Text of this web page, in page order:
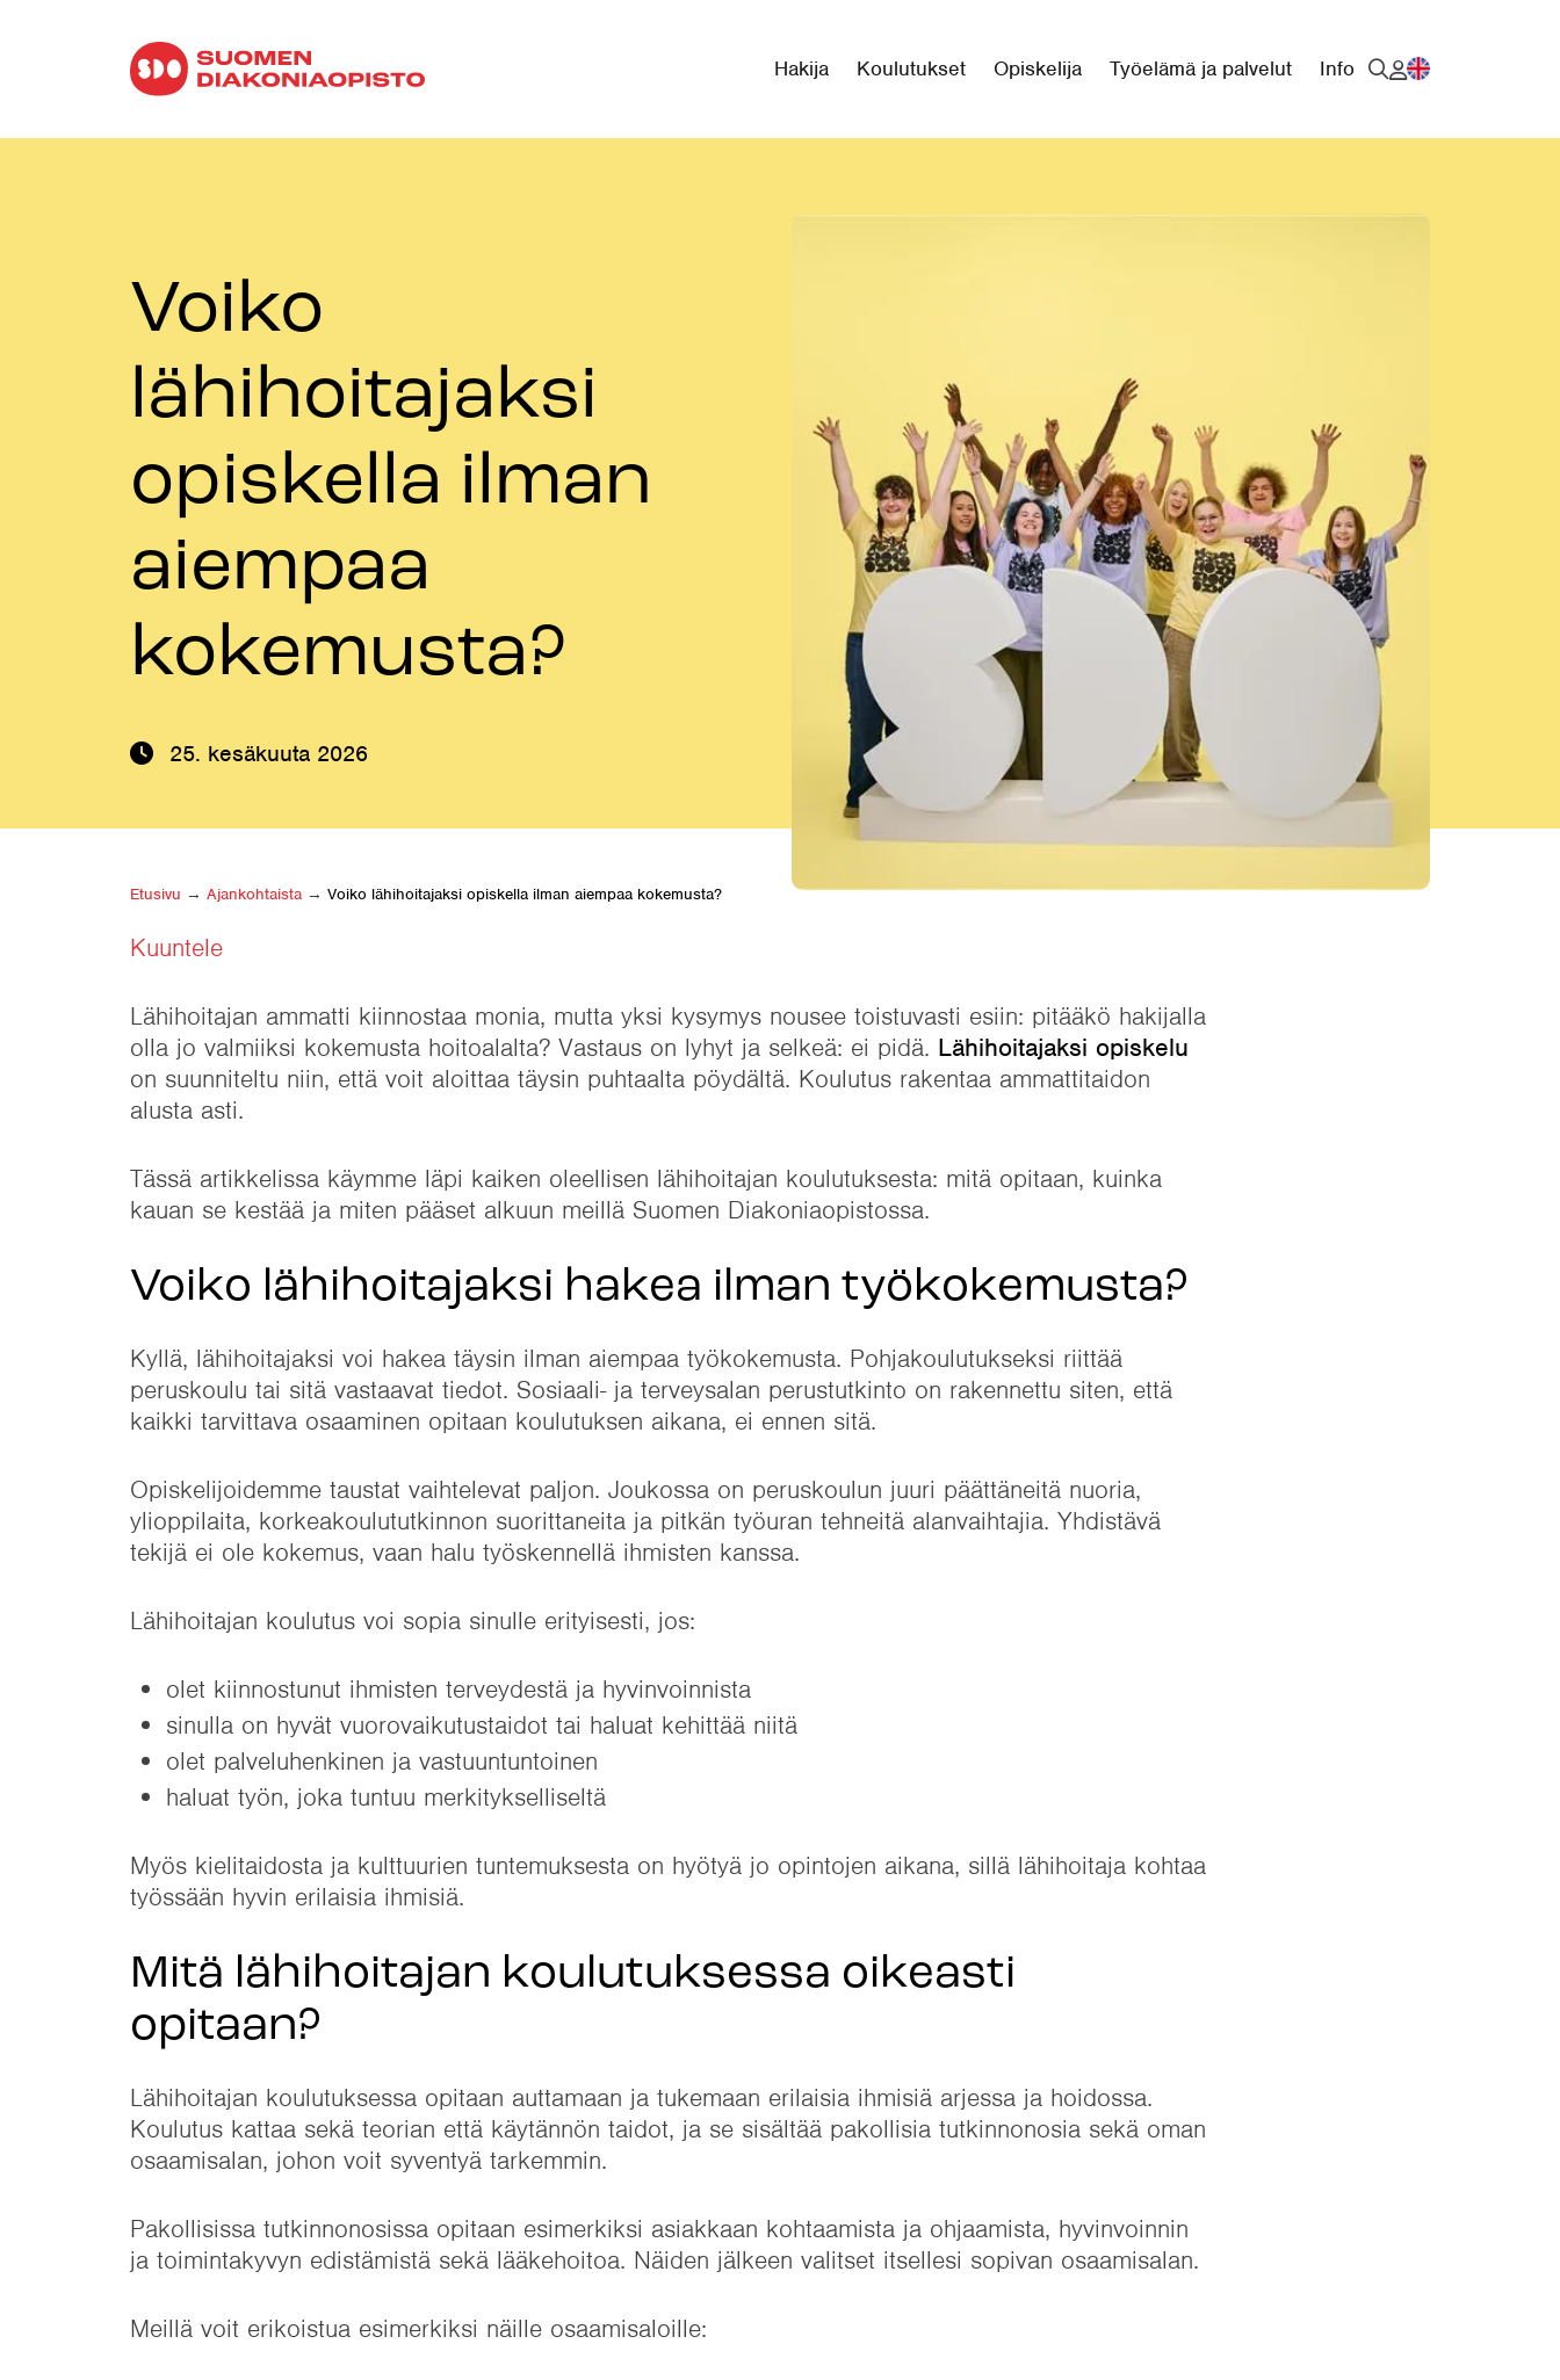
Hakija Koulutukset Opiskelija Työelämä ja palvelut Info
Voiko
lähihoitajaksi
opiskella ilman
aiempaa
kokemusta?
25. kesäkuuta 2026
Etusivu → Ajankohtaista → Voiko lähihoitajaksi opiskella ilman aiempaa kokemusta?
Kuuntele
Lähihoitajan ammatti kiinnostaa monia, mutta yksi kysymys nousee toistuvasti esiin: pitääkö hakijalla
olla jo valmiiksi kokemusta hoitoalalta? Vastaus on lyhyt ja selkeä: ei pidä. Lähihoitajaksi opiskelu
on suunniteltu niin, että voit aloittaa täysin puhtaalta pöydältä. Koulutus rakentaa ammattitaidon
alusta asti.
Tässä artikkelissa käymme läpi kaiken oleellisen lähihoitajan koulutuksesta: mitä opitaan, kuinka
kauan se kestää ja miten pääset alkuun meillä Suomen Diakoniaopistossa.
Voiko lähihoitajaksi hakea ilman työkokemusta?
Kyllä, lähihoitajaksi voi hakea täysin ilman aiempaa työkokemusta. Pohjakoulutukseksi riittää
peruskoulu tai sitä vastaavat tiedot. Sosiaali- ja terveysalan perustutkinto on rakennettu siten, että
kaikki tarvittava osaaminen opitaan koulutuksen aikana, ei ennen sitä.
Opiskelijoidemme taustat vaihtelevat paljon. Joukossa on peruskoulun juuri päättäneitä nuoria,
ylioppilaita, korkeakoulututkinnon suorittaneita ja pitkän työuran tehneitä alanvaihtajia. Yhdistävä
tekijä ei ole kokemus, vaan halu työskennellä ihmisten kanssa.
Lähihoitajan koulutus voi sopia sinulle erityisesti, jos:
olet kiinnostunut ihmisten terveydestä ja hyvinvoinnista
sinulla on hyvät vuorovaikutustaidot tai haluat kehittää niitä
olet palveluhenkinen ja vastuuntuntoinen
haluat työn, joka tuntuu merkitykselliseltä
Myös kielitaidosta ja kulttuurien tuntemuksesta on hyötyä jo opintojen aikana, sillä lähihoitaja kohtaa
työssään hyvin erilaisia ihmisiä.
Mitä lähihoitajan koulutuksessa oikeasti
opitaan?
Lähihoitajan koulutuksessa opitaan auttamaan ja tukemaan erilaisia ihmisiä arjessa ja hoidossa.
Koulutus kattaa sekä teorian että käytännön taidot, ja se sisältää pakollisia tutkinnonosia sekä oman
osaamisalan, johon voit syventyä tarkemmin.
Pakollisissa tutkinnonosissa opitaan esimerkiksi asiakkaan kohtaamista ja ohjaamista, hyvinvoinnin
ja toimintakyvyn edistämistä sekä lääkehoitoa. Näiden jälkeen valitset itsellesi sopivan osaamisalan.
Meillä voit erikoistua esimerkiksi näille osaamisaloille: